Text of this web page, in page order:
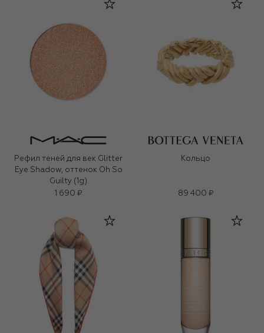
Рефил теней для век Glitter
Eye Shadow, оттенок Oh So
Guilty (1g)
1 690 ₽
Кольцо
89 400 ₽